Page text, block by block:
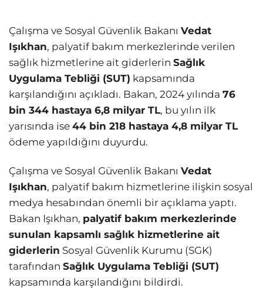
Çalışma ve Sosyal Güvenlik Bakanı Vedat
Işıkhan, palyatif bakım merkezlerinde verilen
sağlık hizmetlerine ait giderlerin Sağlık
Uygulama Tebliği (SUT) kapsamında
karşılandığını açıkladı. Bakan, 2024 yılında 76
bin 344 hastaya 6,8 milyar TL, bu yılın ilk
yarısında ise 44 bin 218 hastaya 4,8 milyar TL
ödeme yapıldığını duyurdu.
Çalışma ve Sosyal Güvenlik Bakanı Vedat
Işıkhan, palyatif bakım hizmetlerine ilişkin sosyal
medya hesabından önemli bir açıklama yaptı.
Bakan Işıkhan, palyatif bakım merkezlerinde
sunulan kapsamlı sağlık hizmetlerine ait
giderlerin Sosyal Güvenlik Kurumu (SGK)
tarafından Sağlık Uygulama Tebliği (SUT)
kapsamında karşılandığını bildirdi.